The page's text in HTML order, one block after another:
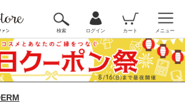
検索 ログイン カート メニュー